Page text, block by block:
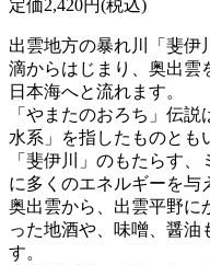
定価2,420円(税込)
出雲地方の暴れ川「斐伊
滴からはじまり、奥出雲
日本海へと流れます。
「やまたのおろち」伝
水系」を指したものとも
「斐伊川」のもたらす
に多くのエネルギーを与
奥出雲から、出雲平野に
った地酒や、味噌、醤油
す。